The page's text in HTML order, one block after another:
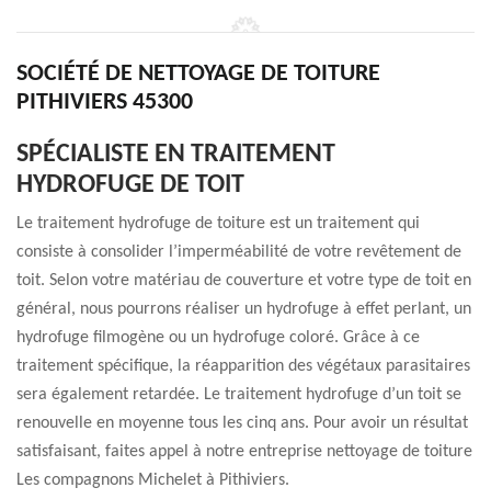
SOCIÉTÉ DE NETTOYAGE DE TOITURE
PITHIVIERS 45300
SPÉCIALISTE EN TRAITEMENT
HYDROFUGE DE TOIT
Le traitement hydrofuge de toiture est un traitement qui
consiste à consolider l’imperméabilité de votre revêtement de
toit. Selon votre matériau de couverture et votre type de toit en
général, nous pourrons réaliser un hydrofuge à effet perlant, un
hydrofuge filmogène ou un hydrofuge coloré. Grâce à ce
traitement spécifique, la réapparition des végétaux parasitaires
sera également retardée. Le traitement hydrofuge d’un toit se
renouvelle en moyenne tous les cinq ans. Pour avoir un résultat
satisfaisant, faites appel à notre entreprise nettoyage de toiture
Les compagnons Michelet à Pithiviers.